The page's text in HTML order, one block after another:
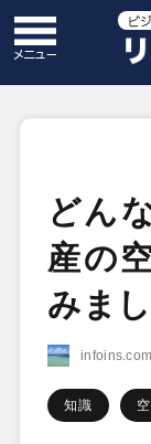
どん
産の
みま
infoins.com
知識